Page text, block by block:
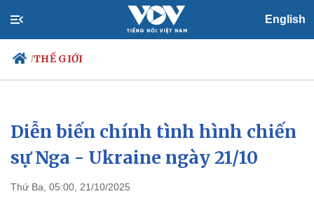
English
/THẾ GIỚI
Chính trị
Đảng
Tổ chức nhân sự
Nhận diện sự thật
Xã hội
Tin 24h
Dự báo thời tiết
Diễn biến chính tình hình chiến
sự Nga - Ukraine ngày 21/10
Thứ Ba, 05:00, 21/10/2025